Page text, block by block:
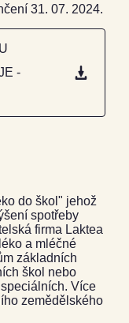
31. 07. 2024.
-
do škol" jehož
spotřeby
firma Laktea
a mléčné
základních
škol nebo
Více
zemědělského